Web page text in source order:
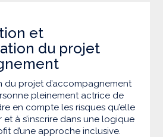
et
du projet
projet d’accompagnement
pleinement actrice de
en compte les risques qu’elle
à s’inscrire dans une logique
d’une approche inclusive.